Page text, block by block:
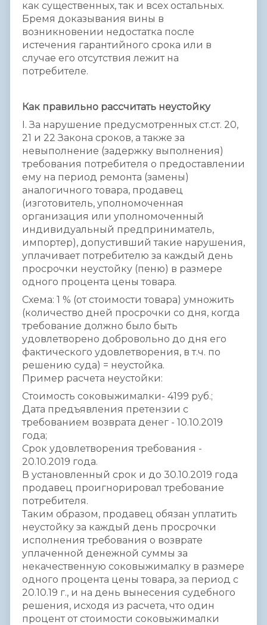
как существенных, так и всех остальных.
Бремя доказывания вины в
возникновении недостатка после
истечения гарантийного срока или в
случае его отсутствия лежит на
потребителе.
Как правильно рассчитать неустойку
I. За нарушение предусмотренных ст.ст. 20,
21 и 22 Закона сроков, а также за
невыполнение (задержку выполнения)
требования потребителя о предоставлении
ему на период ремонта (замены)
аналогичного товара, продавец
(изготовитель, уполномоченная
организация или уполномоченный
индивидуальный предприниматель,
импортер), допустивший такие нарушения,
уплачивает потребителю за каждый день
просрочки неустойку (пеню) в размере
одного процента цены товара.
Схема: 1 % (от стоимости товара) умножить
(количество дней просрочки со дня, когда
требование должно было быть
удовлетворено добровольно до дня его
фактического удовлетворения, в т.ч. по
решению суда) = неустойка.
Пример расчета неустойки:
Стоимость соковыжималки- 4199 руб.;
Дата предъявления претензии с
требованием возврата денег - 10.10.2019
года;
Срок удовлетворения требования -
20.10.2019 года.
В установленный срок и до 30.10.2019 года
продавец проигнорировал требование
потребителя.
Таким образом, продавец обязан уплатить
неустойку за каждый день просрочки
исполнения требования о возврате
уплаченной денежной суммы за
некачественную соковыжималку в размере
одного процента цены товара, за период с
20.10.19 г., и на день вынесения судебного
решения, исходя из расчета, что один
процент от стоимости соковыжималки